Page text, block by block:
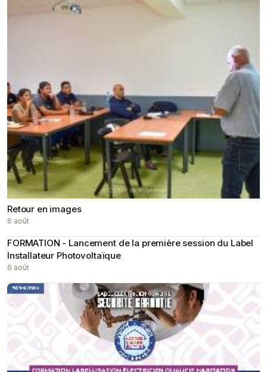
Retour en images
6 août
FORMATION - Lancement de la première session du Label
Installateur Photovoltaïque
6 août